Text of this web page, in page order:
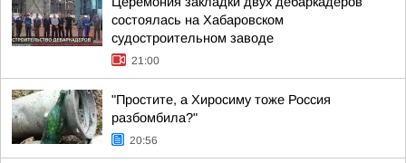
состоялась на Хабаровском
судостроительном заводе
21:00
"Простите, а Хиросиму тоже Россия
разбомбила?"
20:56